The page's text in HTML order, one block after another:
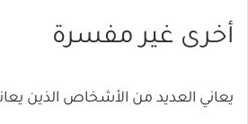
أخرى غير مفسرة
يعاني العديد من الأشخاص الذين